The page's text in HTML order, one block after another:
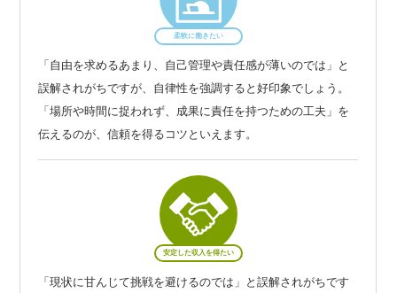
柔軟に働きたい
「自由を求めるあまり、自己管理や責任感が薄いのでは」と
誤解されがちですが、自律性を強調すると好印象でしょう。
「場所や時間に捉われず、成果に責任を持つための工夫」を
伝えるのが、信頼を得るコツといえます。
安定した収入を得たい
「現状に甘んじて挑戦を避けるのでは」と誤解されがちです